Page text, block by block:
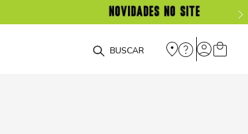
O que você está procurando?